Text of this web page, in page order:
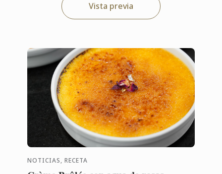
Vista previa
NOTICIAS, RECETA